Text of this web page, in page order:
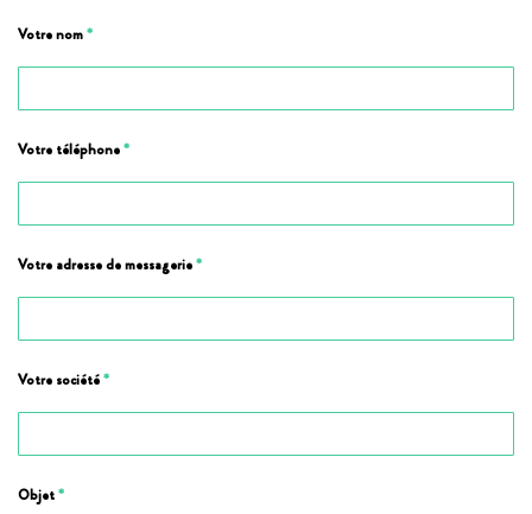
Votre nom*
Votre téléphone*
Votre adresse de messagerie*
Votre société*
Objet*